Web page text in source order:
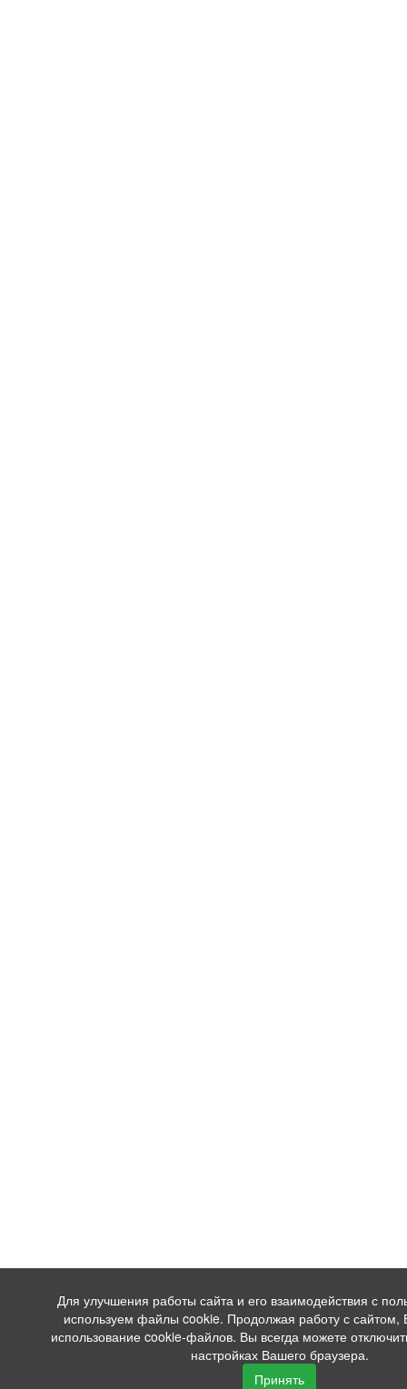
Для улучшения работы сайта и его взаимодействия с
используем файлы cookie. Продолжая работу с сайтом,
использование cookie-файлов. Вы всегда можете
настройках Вашего браузера.
Принять